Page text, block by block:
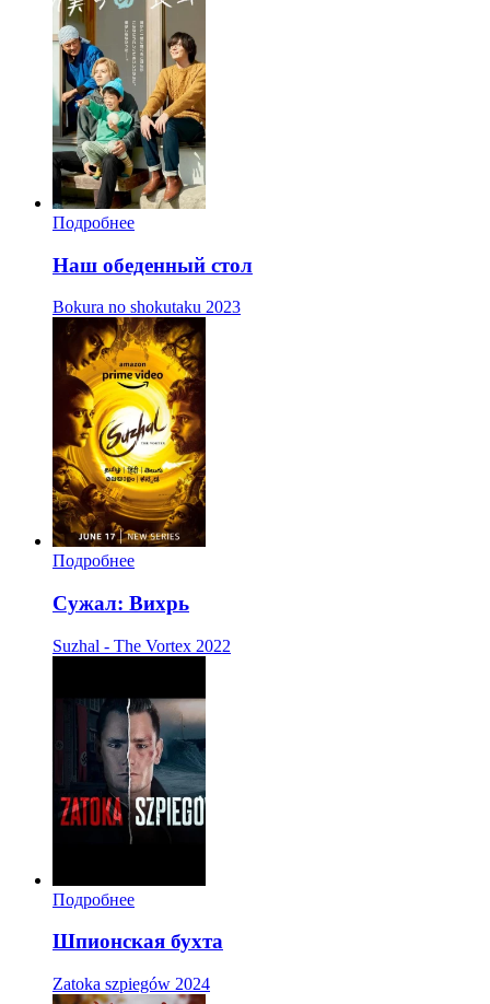
Подробнее
Наш обеденный стол
Bokura no shokutaku 2023
Подробнее
Сужал: Вихрь
Suzhal - The Vortex 2022
Подробнее
Шпионская бухта
Zatoka szpiegów 2024